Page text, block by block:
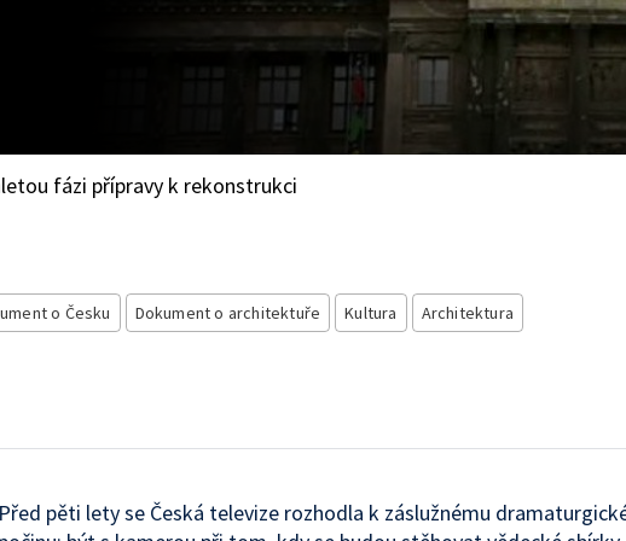
fázi přípravy k rekonstrukci
o Česku Dokument o architektuře Kultura Architektura
Před pěti lety se Česká televize rozhodla k záslužnému